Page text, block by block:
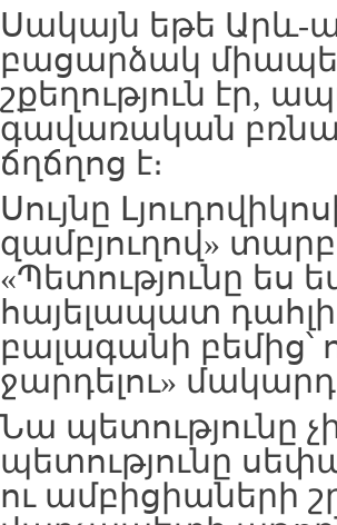
Սակայն եթե Արև-
բացարձակ
շքեղություն էր,
գավառական
ճղճղոց է։
Սույնը
զամբյուղով»
«Պետությունը ես
հայելապատ
բալագանի բեմից՝
ջարդելու»
Նա պետությունը
պետությունը
ու ամբիցիաների